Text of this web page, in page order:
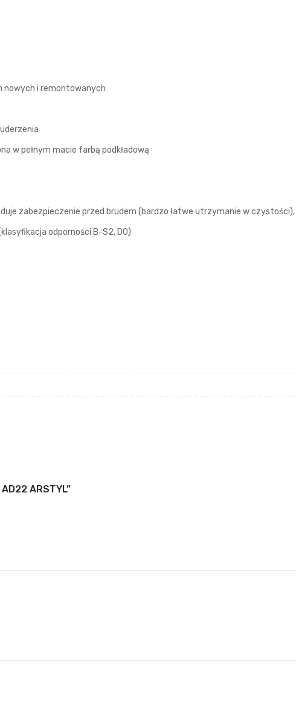
nowych i remontowanych
w pełnym macie farbą podkładową
zabezpieczenie przed brudem (bardzo łatwe utrzymanie w
odporności B-S2, D0)
ARSTYL”